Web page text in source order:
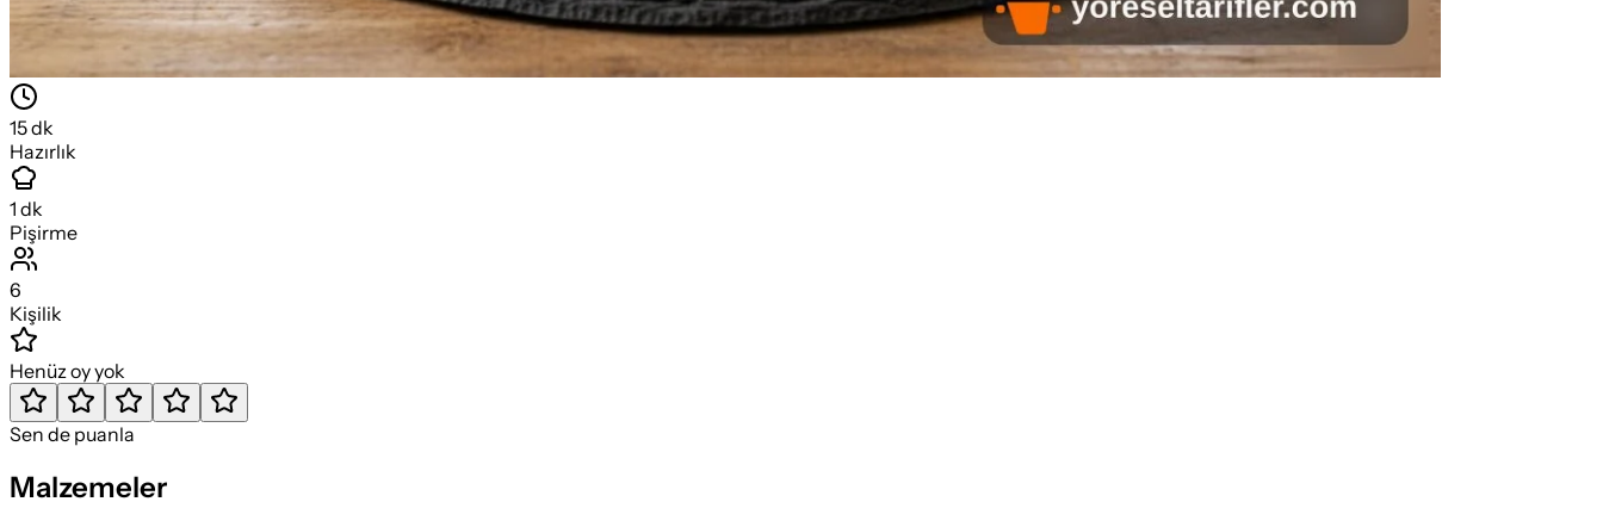
15dk
Hazırlık
1 dk
Pişirme
6
Kişilik
Henüz oy yok
Sen de puanla
Malzemeler